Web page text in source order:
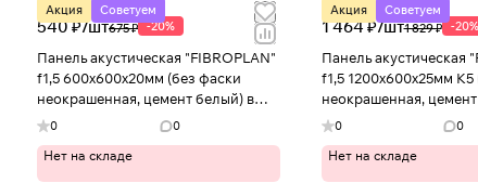
Акция Советуем
540 ₽/шт675 ₽ -20%
Панель акустическая "FIBROPLAN"
f1,5 600х600х20мм (без фаски
неокрашенная, цемент белый) в
Иваново
0 0
Нет на складе
Акция Советуем
1 464 ₽/шт1 829 ₽ -20%
Панель акустическая
f1,5 1200х600х25мм К5
неокрашенная,
Иваново
0 0
Нет на складе